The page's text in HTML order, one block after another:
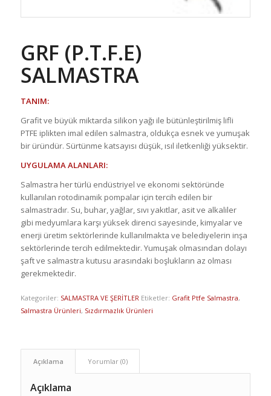
GRF (P.T.F.E)
SALMASTRA
TANIM:
Grafit ve büyük miktarda silikon yağı ile bütünleştirilmiş lifli
PTFE iplikten imal edilen salmastra, oldukça esnek ve yumuşak
bir üründür. Sürtünme katsayısı düşük, ısıl iletkenliği yüksektir.
UYGULAMA ALANLARI:
Salmastra her türlü endüstriyel ve ekonomi sektöründe
kullanılan rotodinamik pompalar için tercih edilen bir
salmastradır. Su, buhar, yağlar, sıvı yakıtlar, asit ve alkaliler
gibi medyumlara karşı yüksek direnci sayesinde, kimyalar ve
enerji üretim sektörlerinde kullanılmakta ve belediyelerin inşa
sektörlerinde tercih edilmektedir. Yumuşak olmasından dolayı
şaft ve salmastra kutusu arasındaki boşlukların az olması
gerekmektedir.
Kategoriler: SALMASTRA VE ŞERİTLER Etiketler: Grafit Ptfe Salmastra,
Salmastra Ürünleri, Sızdırmazlık Ürünleri
Açıklama Yorumlar (0)
Açıklama